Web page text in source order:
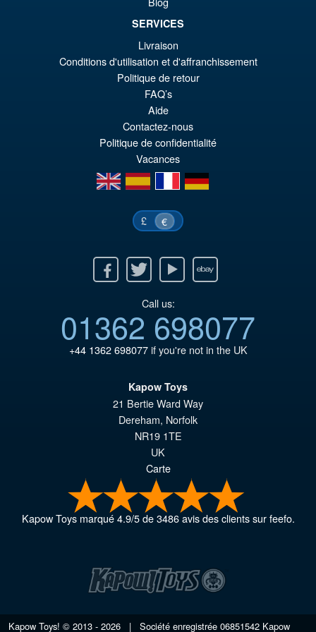
€61.41
VORBESTELLUNGEN
SERVICES
Livraison
Conditions d'utilisation et d'affranchissement
Politique de retour
FAQ’s
Aide
Contactez-nous
Politique de confidentialité
Vacances
en
es fr de
£ €
Twitter Youtube Ebay
Call us:
01362 698077
+44 1362 698077if you're not in the UK
Kapow Toys
21 Bertie Ward Way
Dereham, Norfolk
NR19 1TE
UK
Carte
Kapow Toysmarqué4.9/5de3486avis des clients sur feefo.
Kapow Toys! © 2013 - 2026 | Société enregistrée 06851542 Kapow